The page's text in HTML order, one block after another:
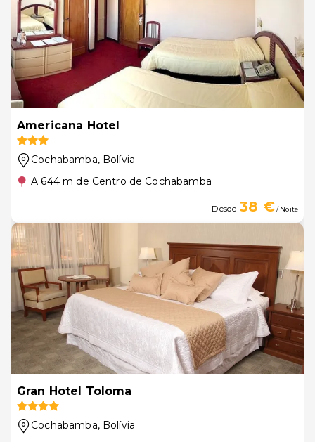
Americana Hotel
Cochabamba, Bolívia
A 644 m de Centro de Cochabamba
Desde 38 €/ Noite
Gran Hotel Toloma
Cochabamba, Bolívia